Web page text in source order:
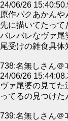
24/06/26
原作パクあかんや
先に描いてたっ
バレバレなヴァ尾
尾受けの雑食具体
738:名無しさん＠ｺ
24/06/26
ヴァ尾婆の見て
ってるの見つけ
739:名無しさん＠ｺ